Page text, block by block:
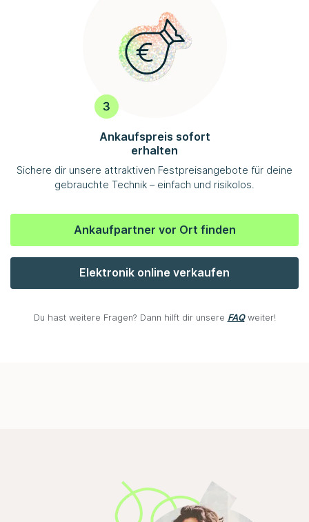
Ankaufspreis sofort
erhalten
Sichere dir unsere attraktiven Festpreisangebote für deine
gebrauchte Technik – einfach und risikolos.
Ankaufpartner vor Ort finden
Elektronik online verkaufen
Du hast weitere Fragen? Dann hilft dir unsere FAQweiter!